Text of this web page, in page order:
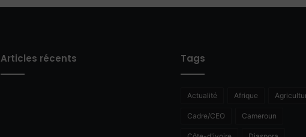
Articles récents Tags
Actualité Afrique
Cadre/CEO Cameroun